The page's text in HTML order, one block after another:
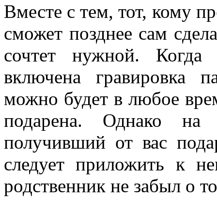
Вместе с тем, тот, кому
сможет позднее сам
сочтет нужной.
включена гравировка
можно будет в любое
подарена. Однако на
получивший от вас
следует приложить к
родственник не забыл о